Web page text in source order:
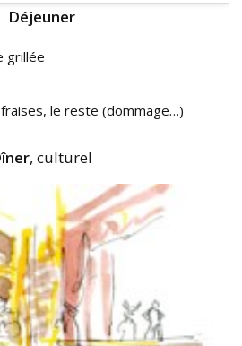
Déjeuner
grillée
, le reste (dommage…)
, culturel